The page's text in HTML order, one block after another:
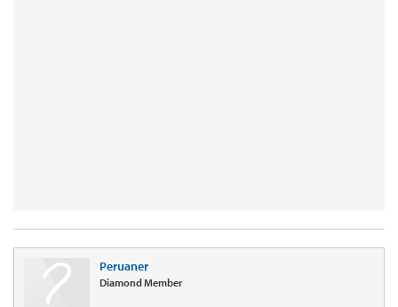
Peruaner
Diamond Member